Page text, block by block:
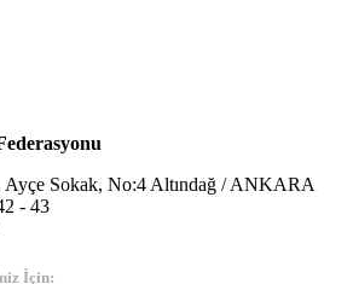
Ayçe Sokak, No:4 Altındağ / ANKARA
- 43
İçin: